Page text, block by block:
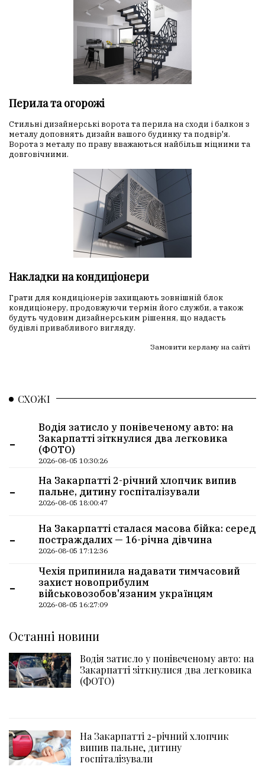
Перила та огорожі
Стильні дизайнерські ворота та перила на сходи і балкон з
металу доповнять дизайн вашого будинку та подвір'я.
Ворота з металу по праву вважаються найбільш міцними та
довговічними.
Накладки на кондиціонери
Грати для кондиціонерів захищають зовнішній блок
кондиціонеру, продовжуючи термін його служби, а також
будуть чудовим дизайнерським рішення, що надасть
будівлі привабливого вигляду.
Замовити керламу на сайті
СХОЖІ
-
Водія затисло у понівеченому авто: на
Закарпатті зіткнулися два легковика
(ФОТО)
2026-08-05 10:30:26
-
На Закарпатті 2-річний хлопчик випив
пальне, дитину госпіталізували
2026-08-05 18:00:47
-
На Закарпатті сталася масова бійка: серед
постраждалих — 16-річна дівчина
2026-08-05 17:12:36
-
Чехія припинила надавати тимчасовий
захист новоприбулим
військовозобов'язаним українцям
2026-08-05 16:27:09
Останні новини
Водія затисло у понівеченому авто: на
Закарпатті зіткнулися два легковика
(ФОТО)
На Закарпатті 2-річний хлопчик
випив пальне, дитину
госпіталізували